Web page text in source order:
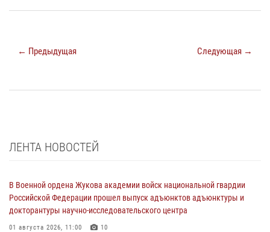
← Предыдущая Следующая →
ЛЕНТА НОВОСТЕЙ
В Военной ордена Жукова академии войск национальной гвардии
Российской Федерации прошел выпуск адъюнктов адъюнктуры и
докторантуры научно-исследовательского центра
01 августа 2026, 11:00 10